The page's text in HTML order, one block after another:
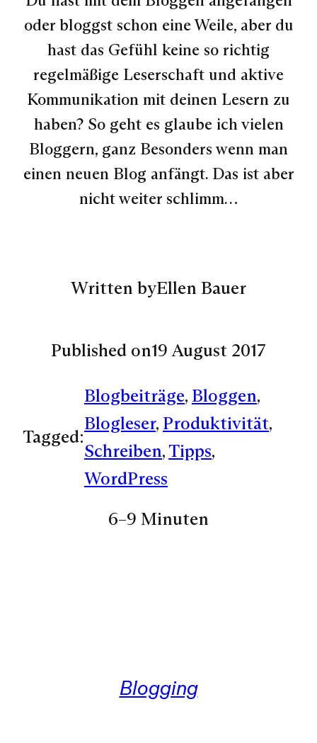
oder bloggst schon eine Weile, aber du
hast das Gefühl keine so richtig
regelmäßige Leserschaft und aktive
Kommunikation mit deinen Lesern zu
haben? So geht es glaube ich vielen
Bloggern, ganz Besonders wenn man
einen neuen Blog anfängt. Das ist aber
nicht weiter schlimm…
Written byEllen Bauer
Published on19 August 2017
Tagged:
Blogbeiträge, Bloggen
Blogleser, Produktivität
Schreiben, Tipps
WordPress
6–9 Minuten
Blogging